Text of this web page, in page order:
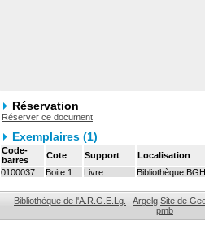
Réservation
Réserver ce document
Exemplaires (1)
Code-
barres
Cote Support
Localisation
0100037
Boite 1 Livre Bibliothèque BGH
Bibliothèque de l'A.R.G.E.Lg. Argelg Site de
pmb